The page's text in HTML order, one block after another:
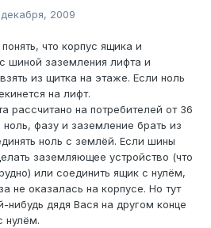
декабря, 2009
что корпус ящика и
шиной заземления лифта и
из щитка на этаже. Если ноль
на лифт.
рассчитано на потребителей от 36
фазу и заземление брать из
ноль с землёй. Если шины
заземляющее устройство (что
или соединить ящик с нулём,
не оказалась на корпусе. Но тут
нибудь дядя Вася на другом конце
нулём.